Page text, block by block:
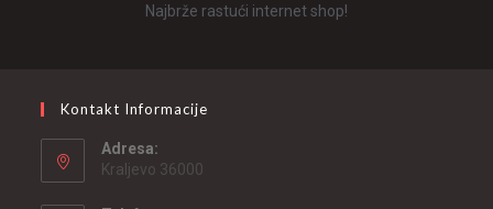
Najbrže rastući internet shop!
Kontakt Informacije
Adresa:
Kraljevo 36000